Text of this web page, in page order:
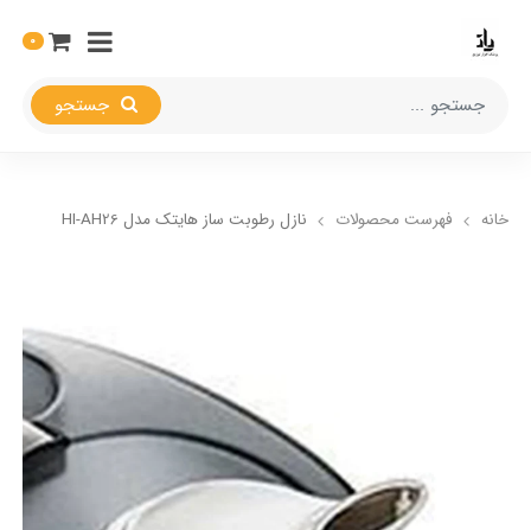
0
خانه فهرست محصولات نازل رطوبت ساز هایتک مدل HI-AH26